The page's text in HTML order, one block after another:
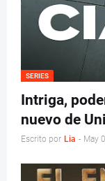
SERIES
Intriga,
nuevo de
Escrito por Lia - May